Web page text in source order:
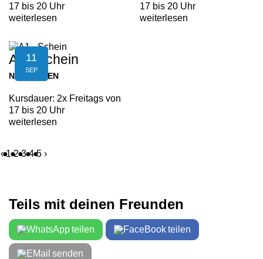
17 bis 20 Uhr
weiterlesen
17 bis 20 Uhr
weiterlesen
11
SEP
A1 - Schein
NEUFELDEN
Kursdauer: 2x Freitags von
17 bis 20 Uhr
weiterlesen
‹ 1 2 3 4 5 ›
Teils mit deinen Freunden
teilen teilen
senden